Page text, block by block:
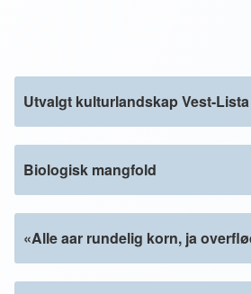
Utvalgt kulturlandskap Vest-Lista
Biologisk mangfold
«Alle aar rundelig korn, ja